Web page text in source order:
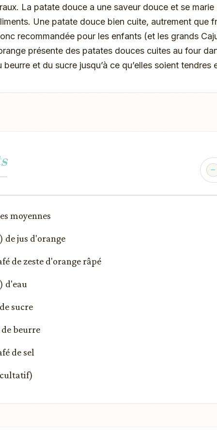
La patate douce a une saveur douce et se
Une patate douce bien cuite, autrement que
recommandée pour les enfants (et les grands
présente des patates douces cuites au four
beurre et du sucre jusqu’à ce qu’elles soient tendres
moyennes
de jus d'orange
de zeste d'orange râpé
d'eau
sucre
de beurre
de sel